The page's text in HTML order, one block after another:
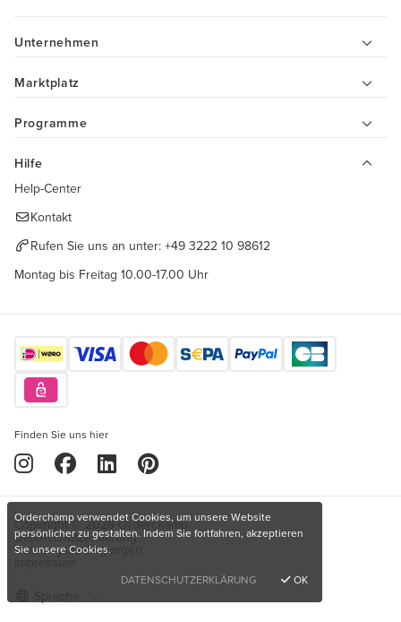
Unternehmen
Marktplatz
Programme
Hilfe
Help-Center
Kontakt
Rufen Sie uns an unter: +49 3222 10 98612
Montag bis Freitag 10.00-17.00 Uhr
Finden Sie uns hier
Copyright © 2026 Orderchamp
Datenschutzerklärung
Nutzungsbedingungen
Orderchamp verwendet Cookies, um unsere Website
persönlicher zu gestalten. Indem Sie fortfahren, akzeptieren
Sie unsere Cookies.
DATENSCHUTZERKLÄRUNG
OK